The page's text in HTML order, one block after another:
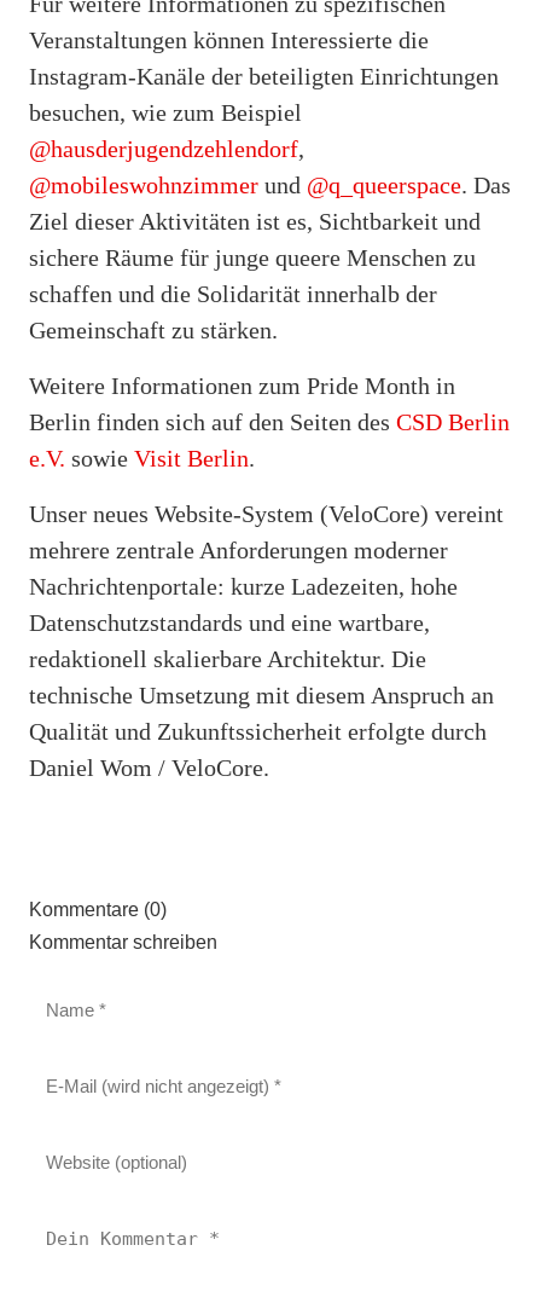
Veranstaltungen können Interessierte die
Instagram-Kanäle der beteiligten Einrichtungen
besuchen, wie zum Beispiel
@hausderjugendzehlendorf,
@mobileswohnzimmer und @q_queerspace. Das
Ziel dieser Aktivitäten ist es, Sichtbarkeit und
sichere Räume für junge queere Menschen zu
schaffen und die Solidarität innerhalb der
Gemeinschaft zu stärken.
Weitere Informationen zum Pride Month in
Berlin finden sich auf den Seiten des CSD Berlin
e.V. sowie Visit Berlin.
Unser neues Website-System (VeloCore) vereint
mehrere zentrale Anforderungen moderner
Nachrichtenportale: kurze Ladezeiten, hohe
Datenschutzstandards und eine wartbare,
redaktionell skalierbare Architektur. Die
technische Umsetzung mit diesem Anspruch an
Qualität und Zukunftssicherheit erfolgte durch
Daniel Wom / VeloCore.
Kommentare (0)
Kommentar schreiben